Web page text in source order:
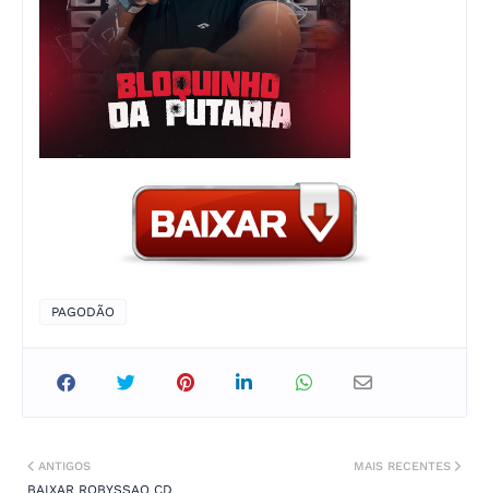
PAGODÃO
MAIS RECENTES
ANTIGOS
BAIXAR ROBYSSAO CD